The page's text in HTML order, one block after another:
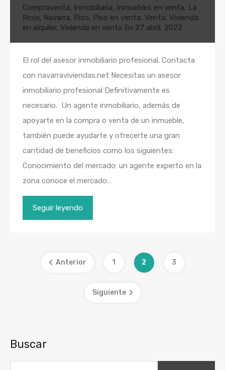
Compraventa, Inmobiliaria, Inmuebles en venta, La
Rioja, Navarra, Piso, Piso en venta, Venta, Vivienda
en alquiler, Vivienda en venta En 27 abril, 2022
El rol del asesor inmobiliario profesional. Contacta
con navarraviviendas.net Necesitas un asesor
inmobiliario profesional Definitivamente es
necesario. Un agente inmobiliario, además de
apoyarte en la compra o venta de un inmueble,
también puede ayudarte y ofrecerte una gran
cantidad de beneficios como los siguientes:
Conocimiento del mercado: un agente experto en la
zona conoce el mercado…
Seguir leyendo
Anterior 1 2 3
Siguiente
Buscar